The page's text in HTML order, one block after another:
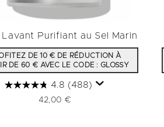
Lavant Purifiant au Sel Marin
DE 10 € DE RÉDUCTION À
DE 60 € AVEC LE CODE : GLOSSY
4.8 (488)
42,00 €